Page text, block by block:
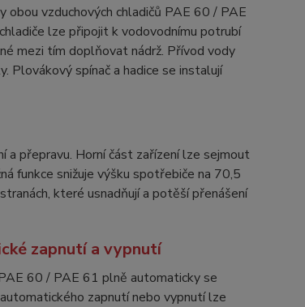
obou vzduchových chladičů PAE 60 / PAE
lze připojit k vodovodnímu potrubí
mezi tím doplňovat nádrž. Přívod vody
Plovákový spínač a hadice se instalují
přepravu. Horní část zařízení lze sejmout
funkce snižuje výšku spotřebiče na 70,5
které usnadňují a potěší přenášení
zapnutí a vypnutí
60 / PAE 61 plně automaticky se
zapnutí nebo vypnutí lze